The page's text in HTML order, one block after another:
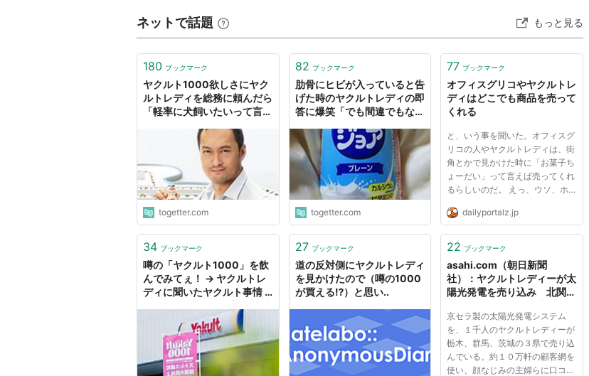
ネットで話題 もっと見る
180 ブックマーク
ヤクルト1000欲しさにヤク
ルトレディを総務に頼んだら
「軽率に犬飼いたいって言う
togetter.com
82 ブックマーク
肋骨にヒビが入っていると告
げた時のヤクルトレディの即
答に爆笑「でも間違でもない
よ」エピソード続々
togetter.com
77 ブックマーク
オフィスグリコやヤクルトレ
ディはどこでも商品を売って
くれる
と、いう事を聞いた。オフィスグ
リコの人やヤクルトレディは、街
角とかで見かけた時に「お菓子ち
ょーだい」って言えば売ってくれ
るらしいのだ。 えっ、ウソ、ホ
屋外だったらオフィスじゃないじ
ゃん。 えっ、ヤクルトも！？ホ
dailyportalz.jp
34 ブックマーク
噂の「ヤクルト1000」を飲
んでみてぇ！ → ヤクルトレ
ディに聞いたヤクルト事情 /
27 ブックマーク
道の反対側にヤクルトレディ
を見かけたので（噂の1000
が買える⁉︎）と思い..
22 ブックマーク
asahi.com（朝日新聞
社）：ヤクルトレディーが太
陽光発電を売り込み 北関東
京セラ製の太陽光発電システム
を、１千人のヤクルトレディーが
栃木、群馬、茨城の３県で売り込
んでいる。約１０万軒の顧客網を
使い、顔なじみの主婦らに口コミ